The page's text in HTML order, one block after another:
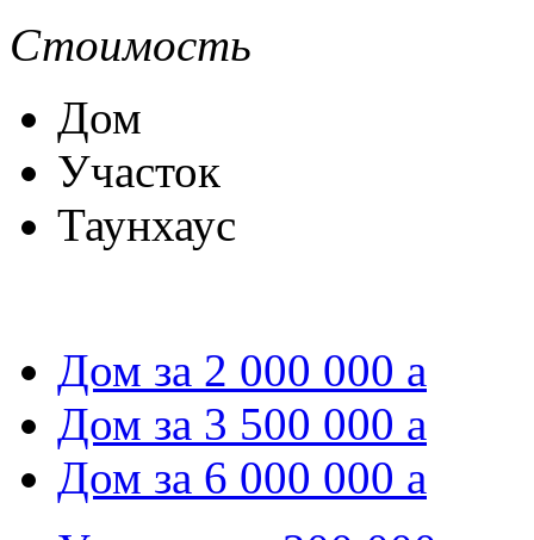
Стоимость
Дом
Участок
Таунхаус
Дом за 2 000 000 a
Дом за 3 500 000 a
Дом за 6 000 000 a